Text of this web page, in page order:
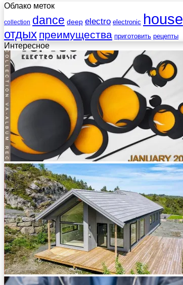
Облако меток
collection dance deep electro electronic house
отдых преимущества приготовить рецепты
Интересное